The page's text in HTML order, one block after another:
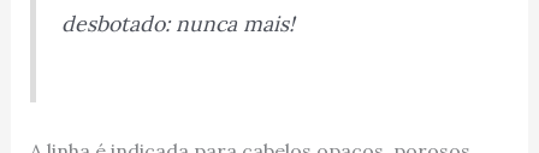
desbotado: nunca mais!